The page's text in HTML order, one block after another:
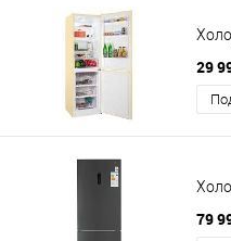
29
79